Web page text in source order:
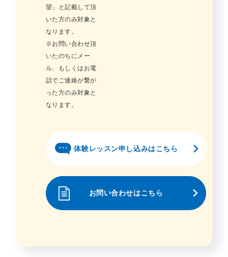
望」と記載して頂
いた方のみ対象と
なります。
※お問い合わせ頂
いたのちにメー
ル、もしくはお電
話でご連絡が繋が
った方のみ対象と
なります。
体験レッスン申し込みはこちら
お問い合わせはこちら